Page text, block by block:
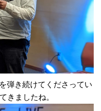
き続けてくださってい
きましたね。